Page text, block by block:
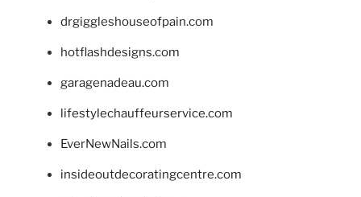
drgiggleshouseofpain.com
hotflashdesigns.com
garagenadeau.com
lifestylechauffeurservice.com
EverNewNails.com
insideoutdecoratingcentre.com